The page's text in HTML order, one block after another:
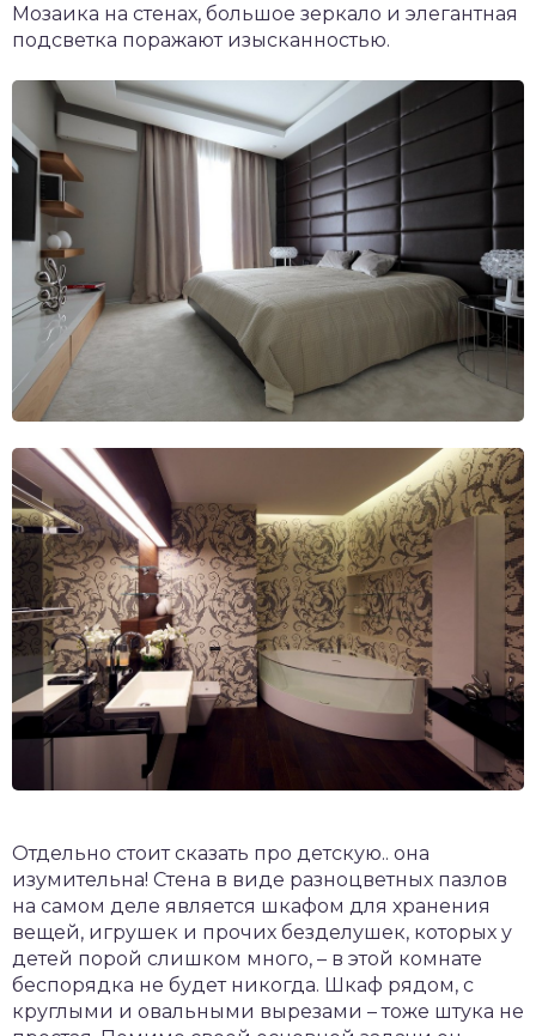
Мозаика на стенах, большое зеркало и элегантная
подсветка поражают изысканностью.
Отдельно стоит сказать про детскую.. она
изумительна! Стена в виде разноцветных пазлов
на самом деле является шкафом для хранения
вещей, игрушек и прочих безделушек, которых у
детей порой слишком много, – в этой комнате
беспорядка не будет никогда. Шкаф рядом, с
круглыми и овальными вырезами – тоже штука не